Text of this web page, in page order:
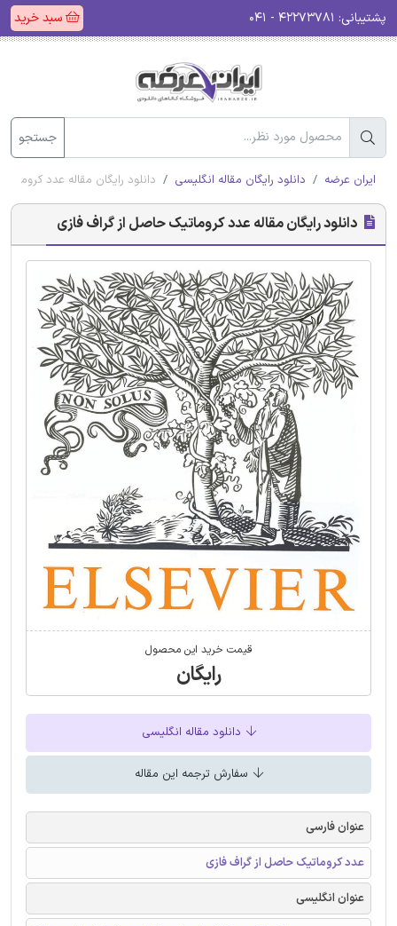
پشتیبانی: سبد خرید
جستجو
ایران عرضه دانلود رایگان مقاله انگلیسی دانلود رایگان مقاله عدد
دانلود رایگان مقاله عدد کروماتیک حاصل از گراف فازی
قیمت خرید این محصول
رایگان
دانلود مقاله انگلیسی
سفارش ترجمه این مقاله
عنوان فارسی
عدد کروماتیک حاصل از گراف فازی
عنوان انگلیسی